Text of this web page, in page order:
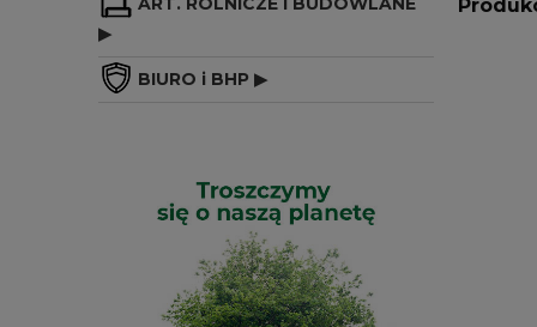
▶
BIURO i BHP ▶